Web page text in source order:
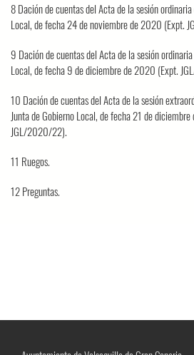
8 Dación de cuentas del Acta de la sesión
Local, de fecha 24 de noviembre de 2020 (Expt.
9 Dación de cuentas del Acta de la sesión
Local, de fecha 9 de diciembre de 2020 (Expt.
10 Dación de cuentas del Acta de la sesión
Junta de Gobierno Local, de fecha 21 de
JGL/2020/22).
11 Ruegos.
12 Preguntas.